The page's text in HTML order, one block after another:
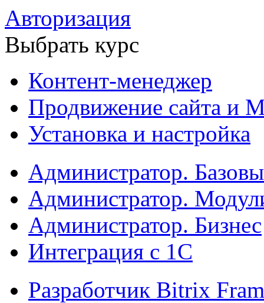
Авторизация
Выбрать курс
Контент-менеджер
Продвижение сайта и
Установка и настройка
Администратор.
Администратор.
Администратор. Бизнес
Интеграция с 1С
Разработчик Bitrix